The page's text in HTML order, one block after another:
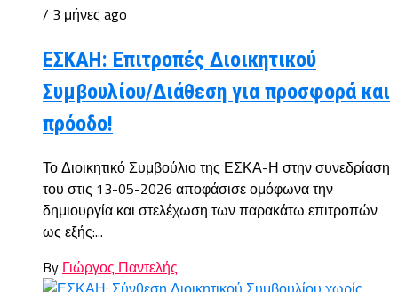
/ 3 μήνες ago
ΕΣΚΑΗ: Επιτροπές Διοικητικού
Συμβουλίου/Διάθεση για προσφορά και
πρόοδο!
Το Διοικητικό Συμβούλιο της ΕΣΚΑ-Η στην συνεδρίαση
του στις 13-05-2026 αποφάσισε ομόφωνα την
δημιουργία και στελέχωση των παρακάτω επιτροπών
ως εξής:...
By Γιώργος Παντελής